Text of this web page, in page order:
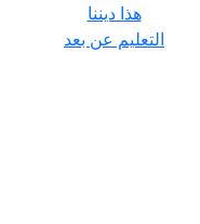
هذا ديننا
التعليم عن بعد